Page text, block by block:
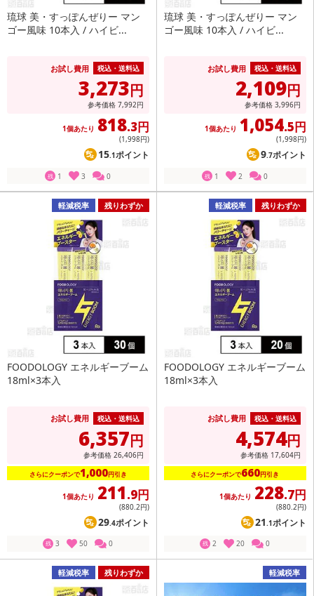
琉球 美・すっぽんぜりー マン
ゴー風味 10本入 / ハイビ...
お試し費用 税込・送料込
3,273円
参考価格 7,992円
1個あたり 818.3円
(1,998円)
15.1ポイント
残 1 3 0
琉球 美・すっぽんぜりー マン
ゴー風味 10本入 / ハイビ...
お試し費用 税込・送料込
2,109円
参考価格 3,996円
1個あたり 1,054.5円
(1,998円)
9.7ポイント
残 1 2 0
軽減税率 残りわずか
FOODOLOGY エネルギーブーム
18ml×3本入
お試し費用 税込・送料込
6,357円
参考価格 26,406円
さらにクーポンで1,000円引き
1個あたり 211.9円
(880.2円)
29.4ポイント
残 3 50 0
軽減税率 残りわずか
FOODOLOGY エネルギーブーム
18ml×3本入
お試し費用 税込・送料込
4,574円
参考価格 17,604円
さらにクーポンで660円引き
1個あたり 228.7円
(880.2円)
21 .1ポイント
残 2 20 0
軽減税率 残りわずか 軽減税率